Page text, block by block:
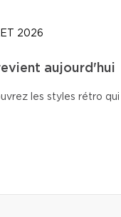
2026
aujourd'hui
les styles rétro qui